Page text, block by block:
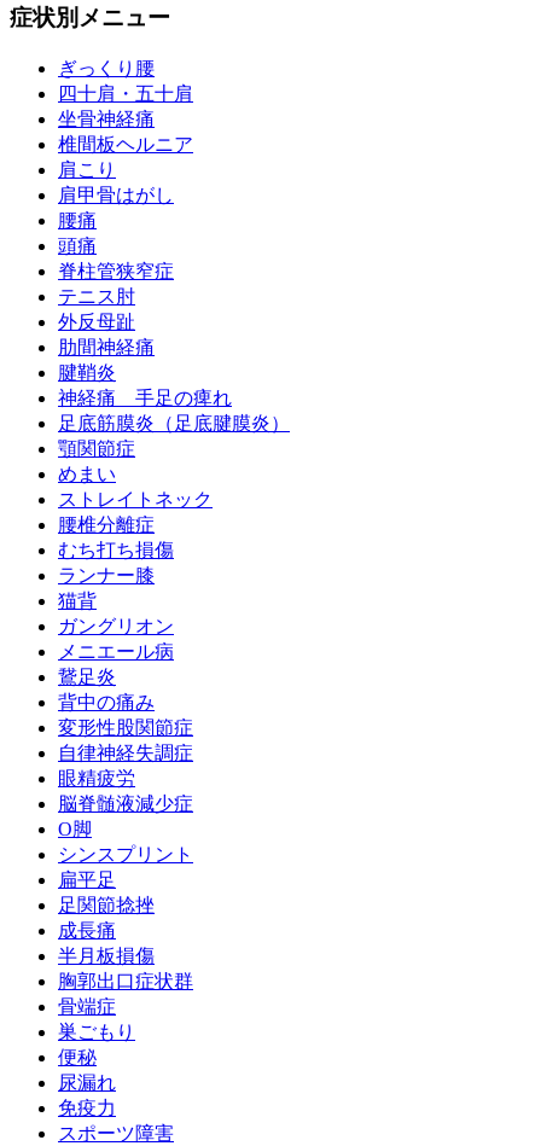
症状別メニュー
ぎっくり腰
四十肩・五十肩
坐骨神経痛
椎間板ヘルニア
肩こり
肩甲骨はがし
腰痛
頭痛
脊柱管狭窄症
テニス肘
外反母趾
肋間神経痛
腱鞘炎
神経痛 手足の痺れ
足底筋膜炎（足底腱膜炎）
顎関節症
めまい
ストレイトネック
腰椎分離症
むち打ち損傷
ランナー膝
猫背
ガングリオン
メニエール病
鵞足炎
背中の痛み
変形性股関節症
自律神経失調症
眼精疲労
脳脊髄液減少症
O脚
シンスプリント
扁平足
足関節捻挫
成長痛
半月板損傷
胸郭出口症状群
骨端症
巣ごもり
便秘
尿漏れ
免疫力
スポーツ障害